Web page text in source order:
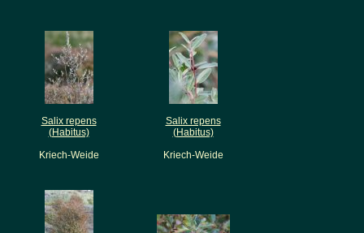
Salix repens
(Habitus)
Kriech-Weide
Salix repens
(Habitus)
Kriech-Weide